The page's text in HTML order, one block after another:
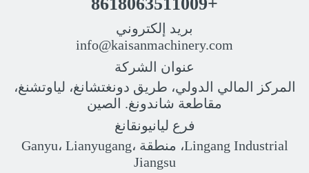
بريد إلكتروني
info@kaisanmachinery.com
عنوان الشركة
المركز المالي الدولي، طريق دونغتشانغ، لياوتشنغ،
مقاطعة شاندونغ. الصين
فرع ليانيونقانغ
Lingang Industrial، منطقة Ganyu، Lianyugang،
Jiangsu